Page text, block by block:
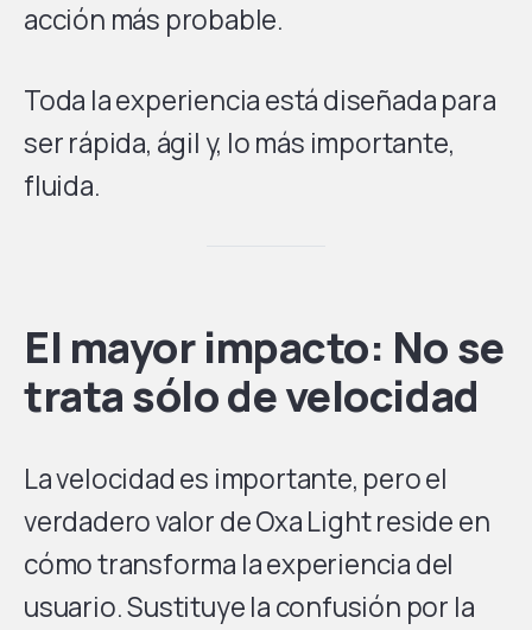
acción más probable.
Toda la experiencia está diseñada para
ser rápida, ágil y, lo más importante,
fluida.
El mayor impacto: No se
trata sólo de velocidad
La velocidad es importante, pero el
verdadero valor de Oxa Light reside en
cómo transforma la experiencia del
usuario. Sustituye la confusión por la